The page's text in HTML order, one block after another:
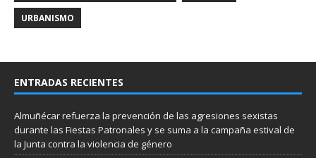
URBANISMO
ENTRADAS RECIENTES
Almuñécar refuerza la prevención de las agresiones sexistas
durante las Fiestas Patronales y se suma a la campaña estival de
la Junta contra la violencia de género